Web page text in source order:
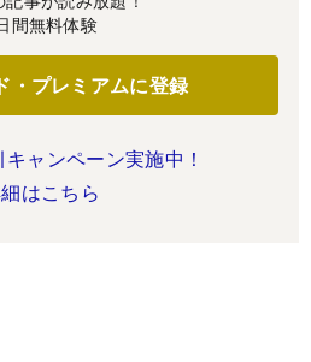
間無料体験
・プレミアムに登録
ャンペーン実施中！
はこちら